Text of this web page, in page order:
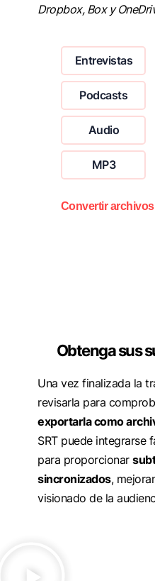
Dropbox, Box y
Entrevistas
Podcasts
Audio
MP3
Convertir
Obtenga sus
Una vez finalizada la
revisarla para
exportarla como
SRT puede integrarse
para proporcionar
sincronizados,
visionado de la